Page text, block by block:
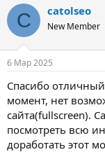
т
о
т
е
м
ы
т
н
а
л
C catolseo
New Member
6 Мар 2025
Спасибо
момент, нет
сайта(fullscreen).
посмотреть всю
доработать этот